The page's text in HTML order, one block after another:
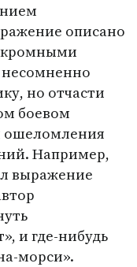
описано
несомненно
но отчасти
боевом
ошеломления
Например,
выражение
и где-нибудь
морси».